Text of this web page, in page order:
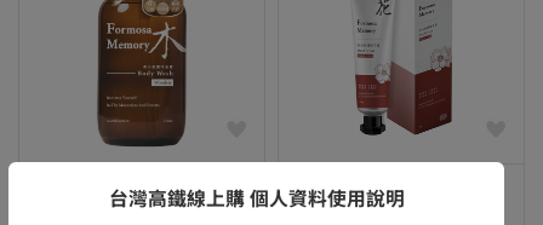
清淨海
台灣高鐵線上購 個人資料使用說明